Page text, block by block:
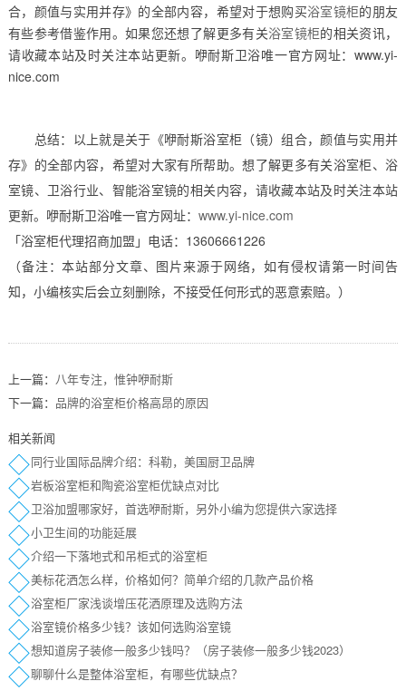
合，颜值与实用并存》的全部内容，希望对于想购买浴室镜柜的朋友
有些参考借鉴作用。如果您还想了解更多有关浴室镜柜的相关资讯，
请收藏本站及时关注本站更新。咿耐斯卫浴唯一官方网址：www.yi-
nice.com
总结：以上就是关于《咿耐斯浴室柜（镜）组合，颜值与实用并
存》的全部内容，希望对大家有所帮助。想了解更多有关浴室柜、浴
室镜、卫浴行业、智能浴室镜的相关内容，请收藏本站及时关注本站
更新。咿耐斯卫浴唯一官方网址： www.yi-nice.com
「浴室柜代理招商加盟」电话：13606661226
（备注：本站部分文章、图片来源于网络，如有侵权请第一时间告
知，小编核实后会立刻删除，不接受任何形式的恶意索赔。）
上一篇： 八年专注，惟钟咿耐斯
下一篇： 品牌的浴室柜价格高昂的原因
相关新闻
同行业国际品牌介绍：科勒，美国厨卫品牌
岩板浴室柜和陶瓷浴室柜优缺点对比
卫浴加盟哪家好，首选咿耐斯，另外小编为您提供六家选择
小卫生间的功能延展
介绍一下落地式和吊柜式的浴室柜
美标花洒怎么样，价格如何？简单介绍的几款产品价格
浴室柜厂家浅谈增压花洒原理及选购方法
浴室镜价格多少钱？该如何选购浴室镜
想知道房子装修一般多少钱吗？（房子装修一般多少钱2023）
聊聊什么是整体浴室柜，有哪些优缺点？